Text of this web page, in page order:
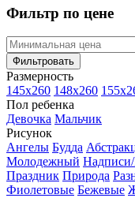
Фильтр по цене
Фильтровать
Размерность
145х260 148х260
Пол ребенка
Девочка Мальчик
Рисунок
Ангелы Будда
Молодежный
Праздник Природа
Фиолетовые Бежевые